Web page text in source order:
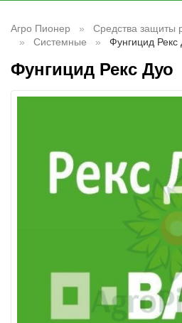
Агро Пионер Средства защиты
Системные
Фунгицид Рекс
Фунгицид Рекс Дуо